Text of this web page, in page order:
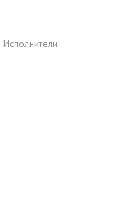
Исполнители